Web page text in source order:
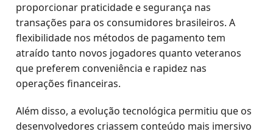
proporcionar praticidade e segurança nas
transações para os consumidores brasileiros. A
flexibilidade nos métodos de pagamento tem
atraído tanto novos jogadores quanto veteranos
que preferem conveniência e rapidez nas
operações financeiras.
Além disso, a evolução tecnológica permitiu que os
desenvolvedores criassem conteúdo mais imersivo